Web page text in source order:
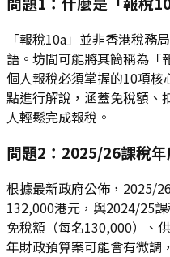
「報稅10a」並非香港稅務
語。坊間可能將其簡稱為「
個人報稅必須掌握的10項
點進行解說，涵蓋免稅額、
人輕鬆完成報稅。
問題2：2025/26課稅
根據最新政府公佈，2025/
132,000港元，與2024/25
免稅額（每名130,000）、
年財政預算案可能會有微調